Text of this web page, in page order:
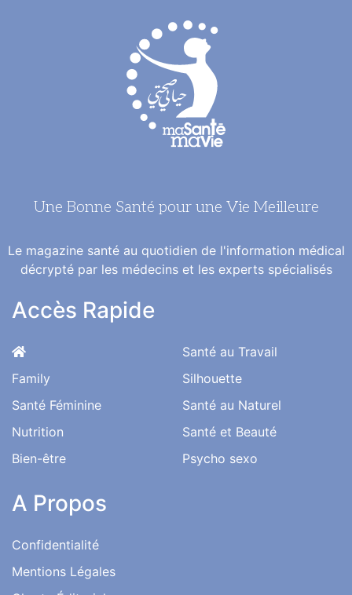
Une Bonne Santé pour une Vie Meilleure
Le magazine santé au quotidien de l'information médical
décrypté par les médecins et les experts spécialisés
Accès Rapide
Family
Santé Féminine
Nutrition
Bien-être
Santé au Travail
Silhouette
Santé au Naturel
Santé et Beauté
Psycho sexo
A Propos
Confidentialité
Mentions Légales